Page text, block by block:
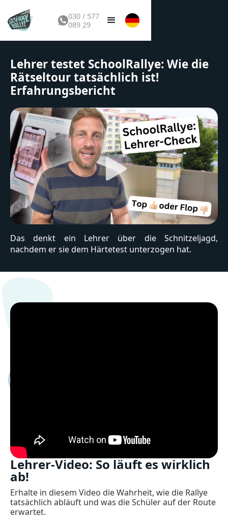
030 / 577
089 29
Lehrer testet SchoolRallye: Wie die
Rätseltour tatsächlich ist!
Erfahrungsbericht
Das denkt ein Lehrer über die Schnitzeljagd,
nachdem er sie dem Härtetest unterzogen hat.
Lehrer-Video: So läuft es wirklich
ab!
Erhalte in diesem Video die Wahrheit, wie die Rallye
tatsächlich abläuft und was die Schüler auf der Route
erwartet.